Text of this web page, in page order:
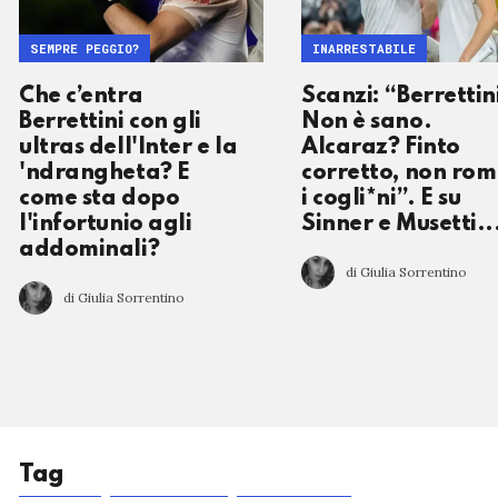
Che c’entra
Berrettini con gli
ultras dell'Inter e la
'ndrangheta? E
come sta dopo
l'infortunio agli
addominali?
di Giulia Sorrentino
SEMPRE PEGGIO?
Scanzi:
Non è sano.
Alcaraz? Finto
corretto, non
i cogli*ni”. E su
Sinner e
di Giulia Sorrentino
INARRESTABILE
Tag